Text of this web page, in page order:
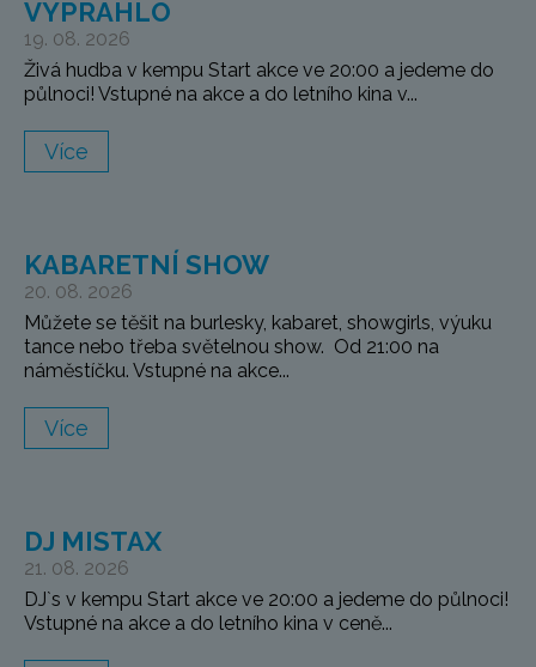
VYPRAHLO
19. 08. 2026
Živá hudba v kempu Start akce ve 20:00 a jedeme do
půlnoci! Vstupné na akce a do letního kina v...
Více
KABARETNÍ SHOW
20. 08. 2026
Můžete se těšit na burlesky, kabaret, showgirls, výuku
tance nebo třeba světelnou show. Od 21:00 na
náměstíčku. Vstupné na akce...
Více
DJ MISTAX
21. 08. 2026
DJ`s v kempu Start akce ve 20:00 a jedeme do půlnoci!
Vstupné na akce a do letního kina v ceně...